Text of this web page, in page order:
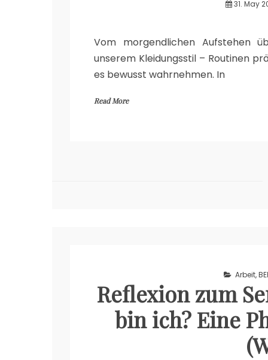
31. May
Vom morgendlichen Aufstehen
unserem Kleidungsstil – Routinen
es bewusst wahrnehmen. In
Read More
Arbeit,
Reflexion zum
bin ich? Eine